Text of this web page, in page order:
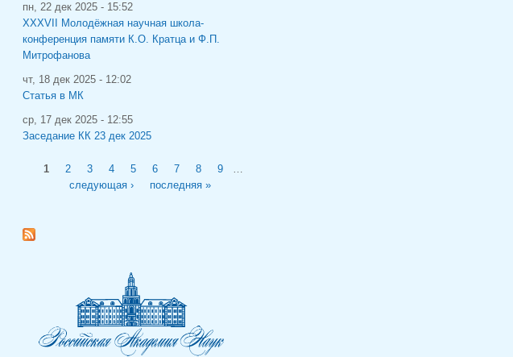
пн, 22 дек 2025 - 15:52
XXXVII Молодёжная научная школа-
конференция памяти К.О. Кратца и Ф.П.
Митрофанова
чт, 18 дек 2025 - 12:02
Статья в МК
ср, 17 дек 2025 - 12:55
Заседание КК 23 дек 2025
Страницы
1 2 3 4 5 6 7 8 9
следующая ›
последняя »